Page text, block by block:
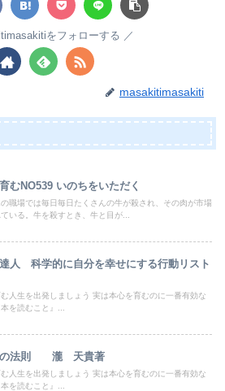
をフォローする
masakitimasakiti
むNO539 いのちをいただく
職場では毎日毎日たくさんの牛が殺され、その肉が市場
いる。牛を殺すとき、牛と目が...
人 科学的に自分を幸せにする行動リスト
人生を出発しましょう 実は本心を育むのに一番有効な
を読むこと』...
の法則 瀧 天貴著
人生を出発しましょう 実は本心を育むのに一番有効な
を読むこと』...